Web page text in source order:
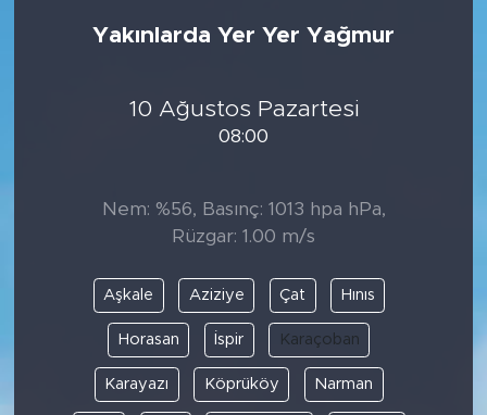
Yakınlarda Yer Yer Yağmur
10 Ağustos Pazartesi
08:00
Nem: %56, Basınç: 1013 hpa hPa,
Rüzgar: 1.00 m/s
Aşkale Aziziye Çat Hınıs
Horasan İspir Karaçoban
Karayazı Köprüköy Narman